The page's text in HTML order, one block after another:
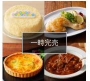
一時完売